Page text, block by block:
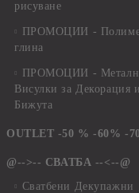
рисуване
ПРОМОЦИИ -
глина
ПРОМОЦИИ -
Висулки за Декорация и
Бижута
OUTLET -50 % -60% -
@-->-- СВАТБА --<--@
Сватбени Декупажни